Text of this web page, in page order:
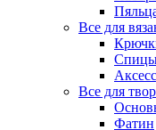
Все для
Спицы
Все для
Фатин